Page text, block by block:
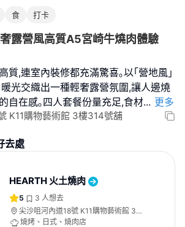
食 打卡
露營風高質A5宮崎牛燒肉體驗
質,連室內裝修都充滿驚喜｡以｢營地風｣
光交織出一種輕奢露營氛圍,讓人邊燒
自在感｡四人套餐份量充足,食材... 更多
K11購物藝術館 3樓314號舖
去處
HEARTH 火土燒肉
5 3 人想去
尖沙咀河內道18號 K11購物藝術館 3樓
314號舖
燒烤、日式、燒肉店